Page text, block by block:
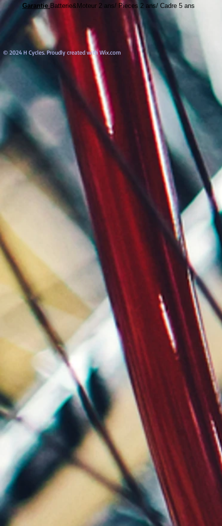
GarantieBatterie&Moteur 2 ans/ Pieces 2 ans/ Cadre 5 ans
© 2024 H Cycles. Proudly created withWix.com